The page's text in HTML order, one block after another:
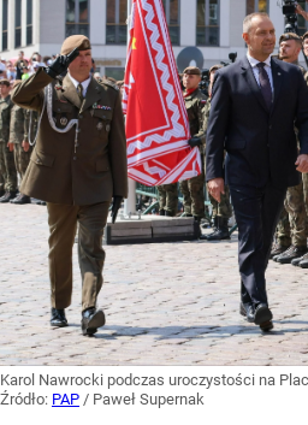
Karol Nawrocki podczas uroczystości na
Źródło: PAP / Paweł Supernak